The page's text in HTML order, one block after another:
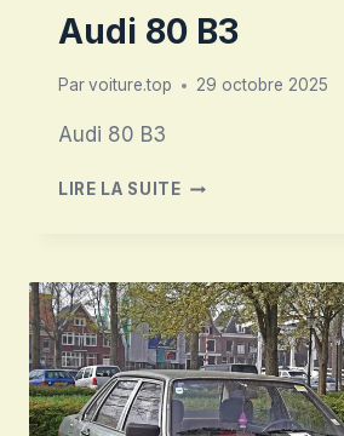
Audi 80 B3
Parvoiture.top 29 octobre 2025
Audi 80 B3
LIRE LA SUITEAUDI